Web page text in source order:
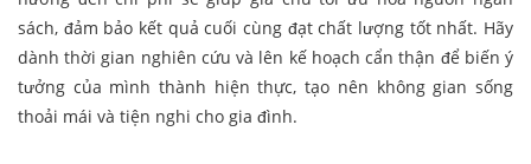
sách, đảm bảo kết quả cuối cùng đạt chất lượng tốt nhất. Hãy
dành thời gian nghiên cứu và lên kế hoạch cẩn thận để biến ý
tưởng của mình thành hiện thực, tạo nên không gian sống
thoải mái và tiện nghi cho gia đình.